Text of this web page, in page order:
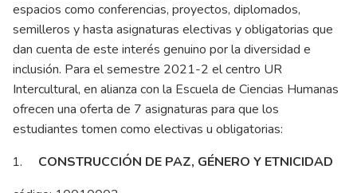
espacios como conferencias, proyectos, diplomados,
semilleros y hasta asignaturas electivas y obligatorias que
dan cuenta de este interés genuino por la diversidad e
inclusión. Para el semestre 2021-2 el centro UR
Intercultural, en alianza con la Escuela de Ciencias Humanas
ofrecen una oferta de 7 asignaturas para que los
estudiantes tomen como electivas u obligatorias:
CONSTRUCCIÓN DE PAZ, GÉNERO Y ETNICIDAD